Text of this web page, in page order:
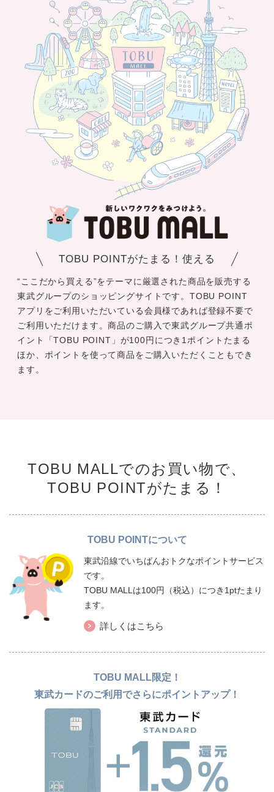
TOBU POINTがたまる！使える
“ここだから買える”をテーマに厳選された商品を販売する
東武グループのショッピングサイトです。TOBU POINT
アプリをご利用いただいている会員様であれば登録不要で
ご利用いただけます。商品のご購入で東武グループ共通ポ
イント「TOBU POINT」が100円につき1ポイントたまる
ほか、ポイントを使って商品をご購入いただくこともでき
ます。
TOBU MALLでのお買い物で、
TOBU POINTがたまる！
TOBU POINTについて
東武沿線でいちばんおトクなポイントサービス
です。
TOBU MALLは100円（税込）につき1ptたまり
ます。
詳しくはこちら
TOBU MALL限定！
東武カードのご利用でさらにポイントアップ！